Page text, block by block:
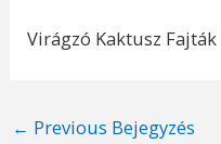
Virágzó Kaktusz Fajták
Post
← Previous Bejegyzés